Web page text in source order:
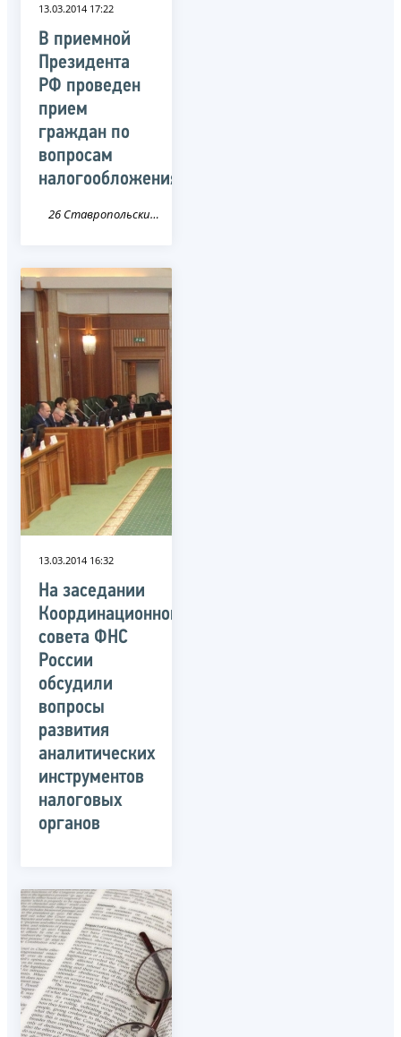
13.03.2014 17:22
В приемной
Президента
РФ проведен
прием
граждан по
вопросам
налогообложения
26 Ставропольский край
13.03.2014 16:32
На заседании
Координационного
совета ФНС
России
обсудили
вопросы
развития
аналитических
инструментов
налоговых
органов